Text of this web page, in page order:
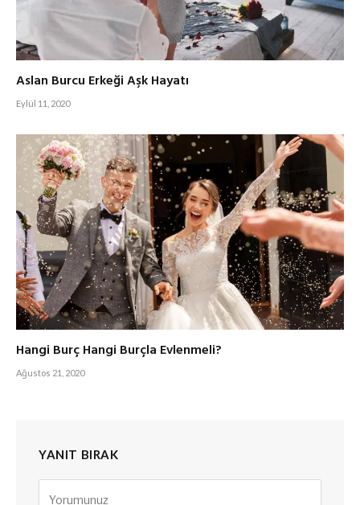
Aslan Burcu Erkeği Aşk Hayatı
Eylül 11, 2020
Hangi Burç Hangi Burçla Evlenmeli?
Ağustos 21, 2020
YANIT BIRAK